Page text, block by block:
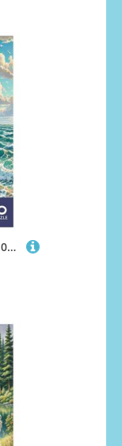
Goldener Retriever Puzzles 1000 Teile Schwer Puzzle Spielzeug Pädagogisches Spiel Impossible Herausforderung Spielzeug Für Erwachsene Kinder 70x50cm/1000pcs